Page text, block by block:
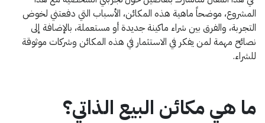
المشروع، موضحاً ماهية هذه المكائن، الأسباب التي دفعتني لخوض
التجربة، والفرق بين شراء ماكينة جديدة أو مستعملة، بالإضافة إلى
نصائح مهمة لمن يفكر في الاستثمار في هذه المكائن وشركات موثوقة
للشراء.
ما هي مكائن البيع الذاتي؟